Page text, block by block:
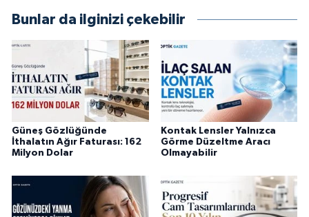
Bunlar da ilginizi çekebilir
Güneş Gözlüğünde
İthalatın Ağır Faturası: 162
Milyon Dolar
Kontak Lensler Yalnızca
Görme Düzeltme Aracı
Olmayabilir